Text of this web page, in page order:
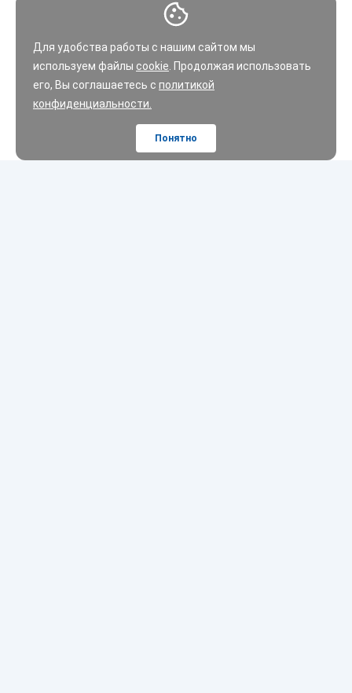
Для удобства работы с нашим сайтом мы
используем файлы cookie . Продолжая использовать
его, Вы соглашаетесь с политикой
конфиденциальности.
Понятно